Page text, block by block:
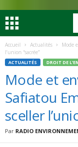
Accueil Actualités
Mode
l’union “sacrée”
ACTUALITÉS DROIT DE
Mode et
Safiatou
sceller
Par RADIO